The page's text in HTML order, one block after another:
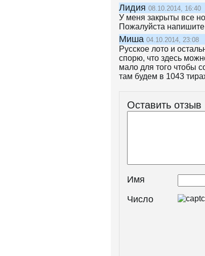
Лидия 08.10.2014, 16:40
У меня закрыты все
Пожалуйста
Миша 04.10.2014, 23:08
Русское лото и
спорю, что здесь
мало для того чтобы
там будем в 1043
Оставить отзыв
Имя
Число